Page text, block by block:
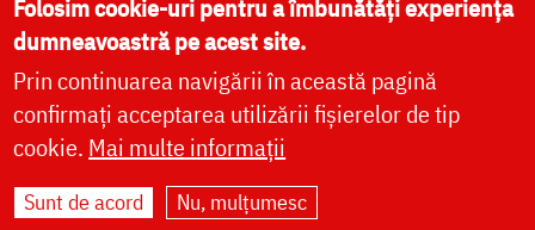
LIVE
Site dezvoltat deDOXOLOGIA MEDIA
Folosim cookie-uri pentru a îmbunătăți experiența
dumneavoastră pe acest site.
Prin continuarea navigării în această pagină
confirmați acceptarea utilizării fișierelor de tip
cookie. Mai multe informații
Sunt de acord Nu, mulțumesc